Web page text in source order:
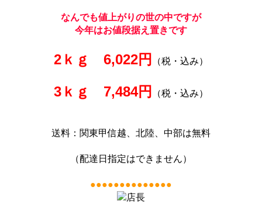
なんでも値上がりの世の中ですが
今年はお値段据え置きです
2ｋｇ 6,022円 （税・込み）
3ｋｇ 7,484円 （税・込み）
送料：関東甲信越、北陸、中部は無料
（配達日指定はできません）
●●●●●●●●●●●●●●